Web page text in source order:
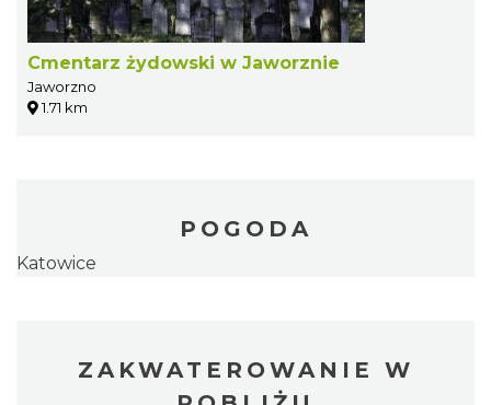
Cmentarz żydowski w Jaworznie
Jaworzno
1.71 km
POGODA
Katowice
ZAKWATEROWANIE W